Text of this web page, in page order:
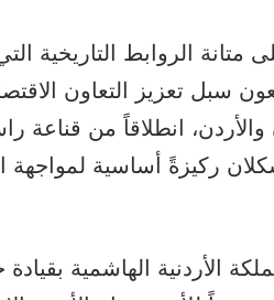
متانة الروابط التاريخية
سبل تعزيز التعاون
والأردن، انطلاقاً من
ركيزةً أساسية لمواجهة
الأردنية الهاشمية بقيادة